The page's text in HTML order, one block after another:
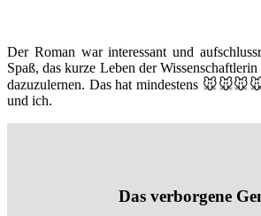
Der Roman war interessant und
Spaß, das kurze Leben der
dazuzulernen. Das hat mindestens
und ich.
Das verborgene